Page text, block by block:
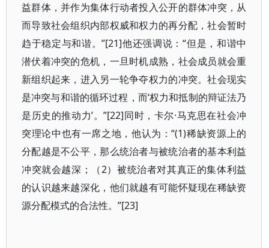
益群体，并作为集体行动者投入公开的群体冲突，从
而导致社会组织内部权威和权力的再分配，社会暂时
趋于稳定与和谐。”[21]他还强调说：“但是，和谐中
潜伏着冲突的危机，一旦时机成熟，社会成员就会重
新组织起来，进入另一轮争夺权力的冲突。社会现实
是冲突与和谐的循环过程，而‘权力和抵制的辩证法乃
是历史的推动力’。”[22]同时，卡尔·马克思在社会冲
突理论中也有一席之地，他认为：“(1)稀缺资源上的
分配越是不公平，那么统治者与被统治者的基本利益
冲突就会越深；（2）被统治者对其真正的集体利益
的认识越来越深化，他们就越有可能怀疑现在稀缺资
源分配模式的合法性。”[23]